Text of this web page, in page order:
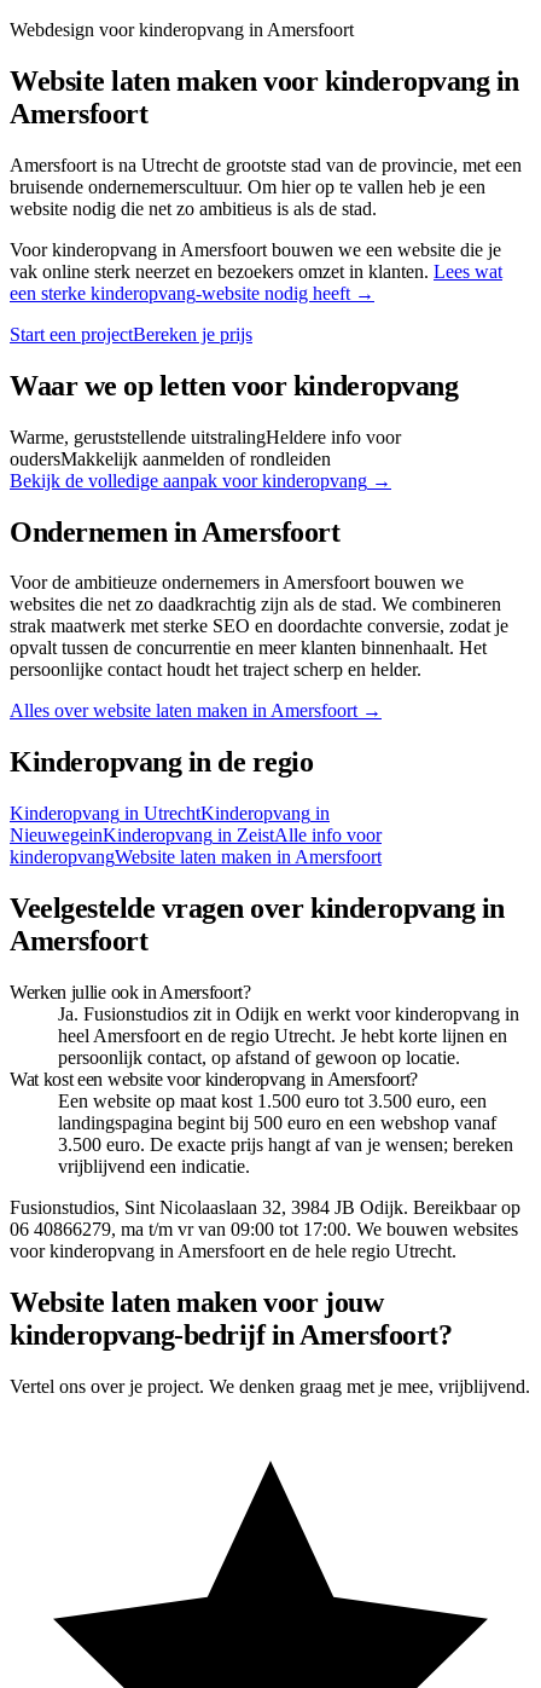
Webdesign voorkinderopvang in Amersfoort
Website laten maken voorkinderopvangin
Amersfoort
Amersfoort is na Utrecht de grootste stad van de provincie, met een
bruisende ondernemerscultuur. Om hier op te vallen heb je een
website nodig die net zo ambitieus is als de stad.
Voorkinderopvang in Amersfoort bouwen we een website die je
vak online sterk neerzet en bezoekers omzet in klanten. Lees wat
een sterke kinderopvang-website nodig heeft →
Start een projectBereken je prijs
Waar we op letten voorkinderopvang
Warme, geruststellende uitstralingHeldere info voor
oudersMakkelijk aanmelden of rondleiden
Bekijk de volledige aanpak voorkinderopvang →
Ondernemen in Amersfoort
Voor de ambitieuze ondernemers in Amersfoort bouwen we
websites die net zo daadkrachtig zijn als de stad. We combineren
strak maatwerk met sterke SEO en doordachte conversie, zodat je
opvalt tussen de concurrentie en meer klanten binnenhaalt. Het
persoonlijke contact houdt het traject scherp en helder.
Alles over website laten maken inAmersfoort→
Kinderopvangin de regio
Kinderopvang in UtrechtKinderopvang in
NieuwegeinKinderopvang in ZeistAlle info voor
kinderopvangWebsite laten maken in Amersfoort
Veelgestelde vragen over kinderopvang in
Amersfoort
Werken jullie ook in Amersfoort?
Ja. Fusionstudios zit in Odijk en werkt voor kinderopvang in
heel Amersfoort en de regio Utrecht. Je hebt korte lijnen en
persoonlijk contact, op afstand of gewoon op locatie.
Wat kost een website voor kinderopvang in Amersfoort?
Een website op maat kost 1.500 euro tot 3.500 euro, een
landingspagina begint bij 500 euro en een webshop vanaf
3.500 euro. De exacte prijs hangt af van je wensen; bereken
vrijblijvend een indicatie.
Fusionstudios, Sint Nicolaaslaan 32, 3984 JB Odijk. Bereikbaar op
06 40866279, ma t/m vr van 09:00 tot 17:00. We bouwen websites
voorkinderopvang in Amersfoort en de hele regio Utrecht.
Website laten maken voor jouw
kinderopvang-bedrijf in Amersfoort?
Vertel ons over je project. We denken graag met je mee, vrijblijvend.